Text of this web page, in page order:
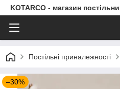
KOTARCO - магазин
Постільні приналежності
–30%